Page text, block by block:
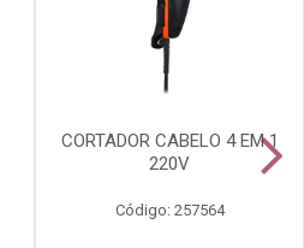
CORTADOR CABELO 4 EM 1
220V
Código: 257564